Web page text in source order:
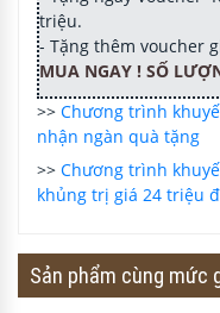
triệu.
- Tặng thêm voucher
MUA NGAY ! SỐ
>> Chương trình
nhận ngàn quà tặng
>> Chương trình
khủng trị giá 24 triệu
Sản phẩm cùng mức